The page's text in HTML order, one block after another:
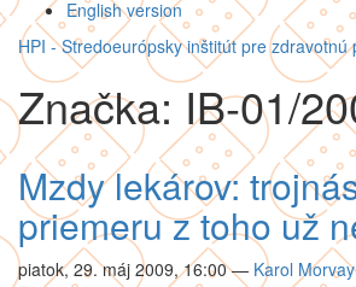
English version
HPI - Stredoeurópsky inštitút pre zdravotnú
Značka: IB-01/
Mzdy lekárov:
priemeru z toho už
piatok, 29. máj 2009, 16:00 — Karol Morvay